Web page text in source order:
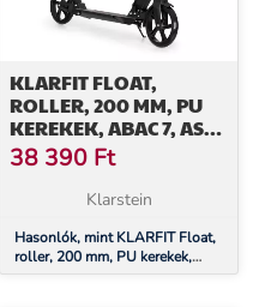
KLARFIT FLOAT,
ROLLER, 200 MM, PU
KEREKEK, ABAC 7, AS-
SOFT GRIPS
FOGANTYÚK,
BÍBORVÖRÖS
38 390 Ft
Klarstein
Hasonlók, mint KLARFIT Float,
roller, 200 mm, PU kerekek,
ABAC 7, AS-soft grips